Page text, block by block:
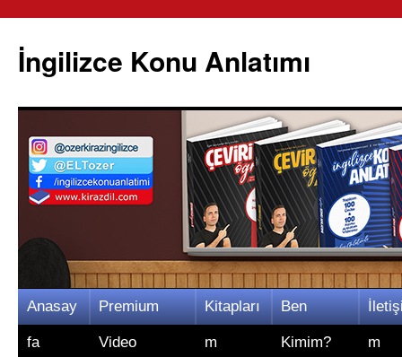
İngilizce Konu Anlatımı
İçeriğe
atla
Anasay
fa
Premium
Video
Kitapları
m
Ben
Kimim? m